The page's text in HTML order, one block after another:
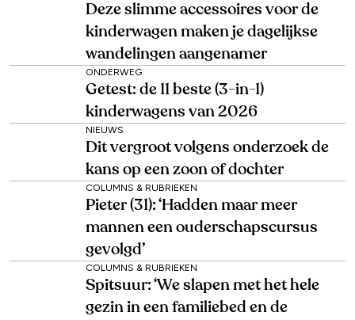
Deze slimme accessoires voor de
kinderwagen maken je dagelijkse
wandelingen aangenamer
ONDERWEG
Getest: de 11 beste (3-in-1)
kinderwagens van 2026
NIEUWS
Dit vergroot volgens onderzoek de
kans op een zoon of dochter
COLUMNS & RUBRIEKEN
Pieter (31): ‘Hadden maar meer
mannen een ouderschapscursus
gevolgd’
COLUMNS & RUBRIEKEN
Spitsuur: ‘We slapen met het hele
gezin in een familiebed en de